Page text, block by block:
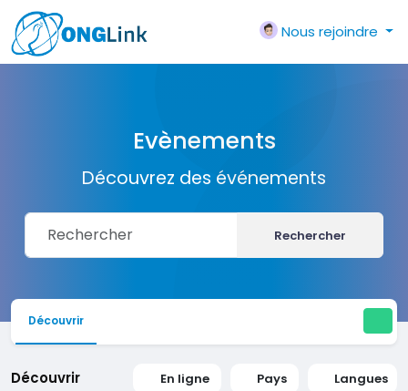
Nous rejoindre
Evènements
Découvrez des événements
Rechercher
Découvrir
Découvrir En ligne Pays Langues